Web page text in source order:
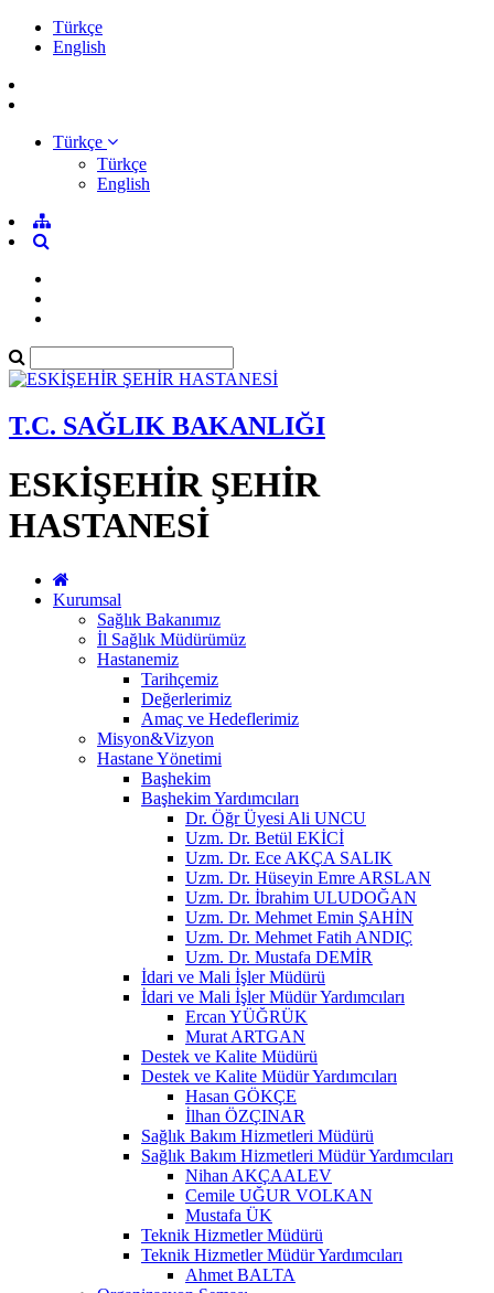
Türkçe
English
Türkçe
Türkçe
English
T.C. SAĞLIK BAKANLIĞI
ESKİŞEHİR ŞEHİR
HASTANESİ
Kurumsal
Sağlık Bakanımız
İl Sağlık Müdürümüz
Hastanemiz
Tarihçemiz
Değerlerimiz
Amaç ve Hedeflerimiz
Misyon&Vizyon
Hastane Yönetimi
Başhekim
Başhekim Yardımcıları
Dr. Öğr Üyesi Ali UNCU
Uzm. Dr. Betül EKİCİ
Uzm. Dr. Ece AKÇA SALIK
Uzm. Dr. Hüseyin Emre ARSLAN
Uzm. Dr. İbrahim ULUDOĞAN
Uzm. Dr. Mehmet Emin ŞAHİN
Uzm. Dr. Mehmet Fatih ANDIÇ
Uzm. Dr. Mustafa DEMİR
İdari ve Mali İşler Müdürü
İdari ve Mali İşler Müdür Yardımcıları
Ercan YÜĞRÜK
Murat ARTGAN
Destek ve Kalite Müdürü
Destek ve Kalite Müdür Yardımcıları
Hasan GÖKÇE
İlhan ÖZÇINAR
Sağlık Bakım Hizmetleri Müdürü
Sağlık Bakım Hizmetleri Müdür Yardımcıları
Nihan AKÇAALEV
Cemile UĞUR VOLKAN
Mustafa ÜK
Teknik Hizmetler Müdürü
Teknik Hizmetler Müdür Yardımcıları
Ahmet BALTA